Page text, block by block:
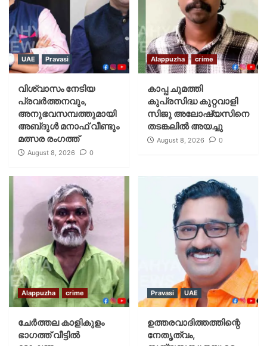
UAE Pravasi
വിശ്വാസം നേടിയ
പ്രവർത്തനവും,
അനുഭവസമ്പത്തുമായി
അബ്‌ദുൾ മനാഫ് വീണ്ടും
മത്സര രംഗത്ത്
August 8, 2026 0
Alappuzha crime
കാപ്പ ചുമത്തി
കുപ്രസിദ്ധ കുറ്റവാളി
സിജു അലോഷ്യസിനെ
തടങ്കലിൽ അയച്ചു
August 8, 2026 0
Alappuzha crime
ചേർത്തല കാളികുളം
ഭാഗത്ത് വീട്ടിൽ
Pravasi UAE
ഉത്തരവാദിത്തത്തിന്റെ
നേതൃത്വം,